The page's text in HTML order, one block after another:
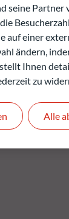
Zeit.
werden.
seine Partner
auf einer
ändern,
Ihnen
zu
Alle